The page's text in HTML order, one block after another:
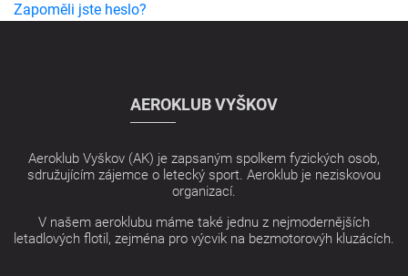
Zapoměli jste heslo?
AEROKLUB VYŠKOV
Aeroklub Vyškov (AK) je zapsaným spolkem fyzických osob,
sdružujícím zájemce o letecký sport. Aeroklub je neziskovou
organizací.
V našem aeroklubu máme také jednu z nejmodernějších
letadlových flotil, zejména pro výcvik na bezmotorovýh kluzácích.